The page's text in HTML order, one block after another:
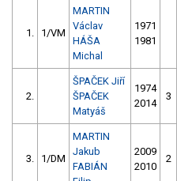
1. 1/VM
MARTIN
Václav
HÁŠA
Michal
1971
1981
2.
ŠPAČEK Jiří
ŠPAČEK
Matyáš
1974
2014
3
3. 1/DM
MARTIN
Jakub
FABIÁN
2009
2010
2